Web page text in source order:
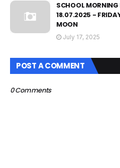
SCHOOL
18.07.2025 -
MOON
July 17, 2025
POST A COMMENT
0 Comments